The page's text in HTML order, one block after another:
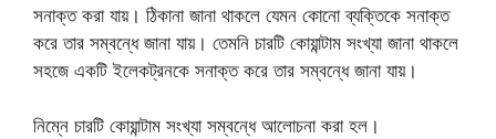
সনাক্ত করা যায়। ঠিকানা জানা থাকলে যেমন কোনো ব্যক্তিকে সনাক্ত
করে তার সম্বন্ধে জানা যায়। তেমনি চারটি কোয়ান্টাম সংখ্যা জানা থাকলে
সহজে একটি ইলেকট্রনকে সনাক্ত করে তার সম্বন্ধে জানা যায়।
নিম্নে চারটি কোয়ান্টাম সংখ্যা সম্বন্ধে আলোচনা করা হল।